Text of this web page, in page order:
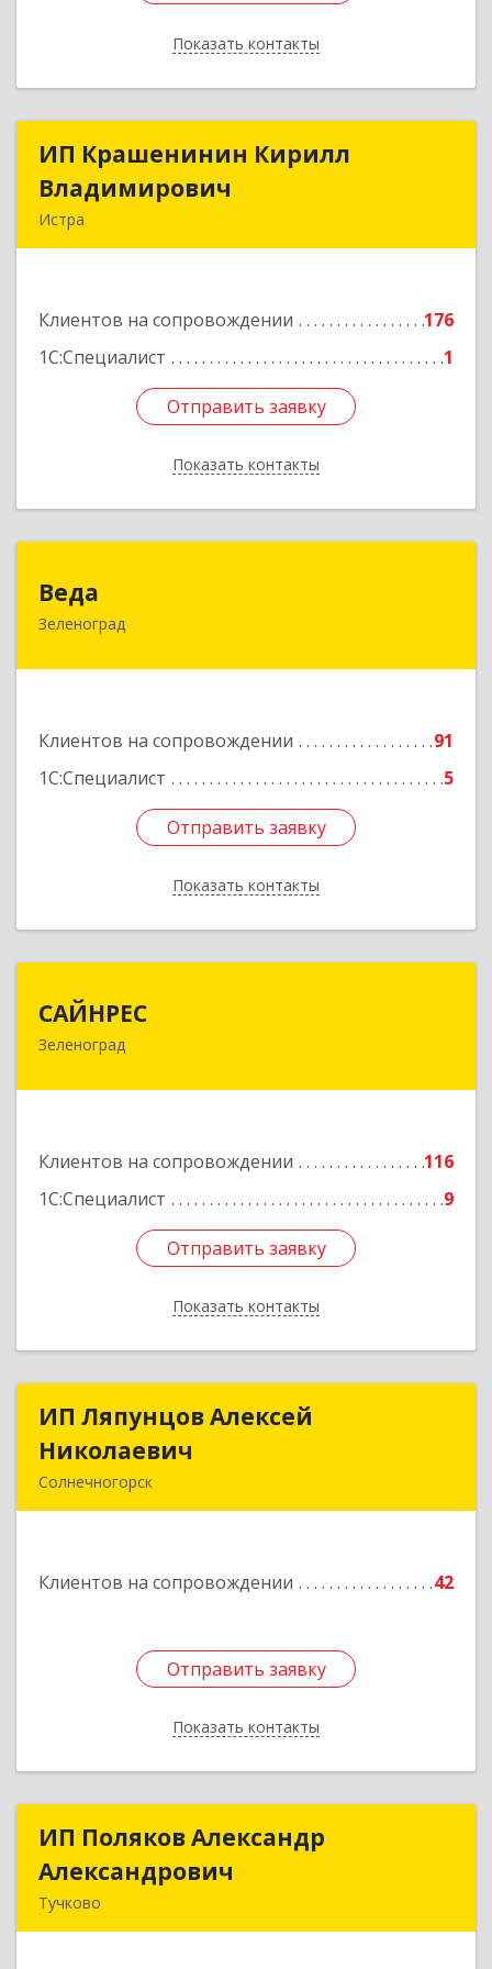
Показать контакты
Назад
ИП Крашенинин Кирилл
Владимирович
Истра
Клиентов на сопровождении
176
1С:Специалист
1
Отправить заявку
Показать контакты
ИП Крашенинин Кирилл
Подробнее
Отправить заявку
Назад
Веда
Зеленоград
Клиентов на сопровождении
91
1С:Специалист
5
Отправить заявку
Показать контакты
124683, Москва г, Зеленоград г, корпус 1504,
Отправить заявку
Назад
САЙНРЕС
Зеленоград
Клиентов на сопровождении
116
1С:Специалист
9
Отправить заявку
Показать контакты
124365, Москва г, Зеленоград г, корпус 2307А,
Отправить заявку
Назад
ИП Ляпунцов Алексей
Николаевич
Солнечногорск
Клиентов на сопровождении 42
Отправить заявку
Показать контакты
ИП Ляпунцов Алексей
Отправить заявку
Назад
ИП Поляков Александр
Александрович
Тучково
ИП Поляков Александр